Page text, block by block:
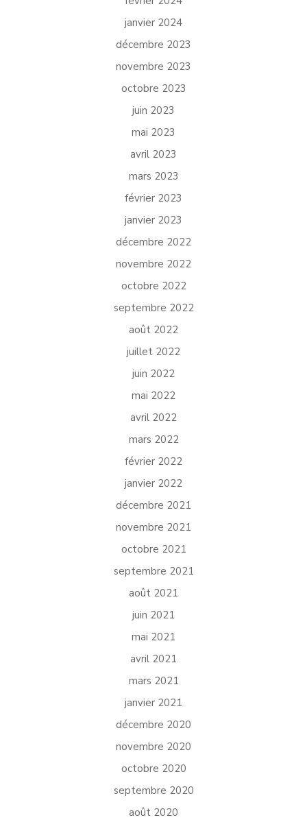
janvier 2024
décembre 2023
novembre 2023
octobre 2023
juin 2023
mai 2023
avril 2023
mars 2023
février 2023
janvier 2023
décembre 2022
novembre 2022
octobre 2022
septembre 2022
août 2022
juillet 2022
juin 2022
mai 2022
avril 2022
mars 2022
février 2022
janvier 2022
décembre 2021
novembre 2021
octobre 2021
septembre 2021
août 2021
juin 2021
mai 2021
avril 2021
mars 2021
janvier 2021
décembre 2020
novembre 2020
octobre 2020
septembre 2020
août 2020